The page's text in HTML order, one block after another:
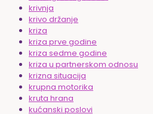
krivnja
krivo držanje
kriza
kriza prve godine
kriza sedme godine
kriza u partnerskom odnosu
krizna situacija
krupna motorika
kruta hrana
kućanski poslovi